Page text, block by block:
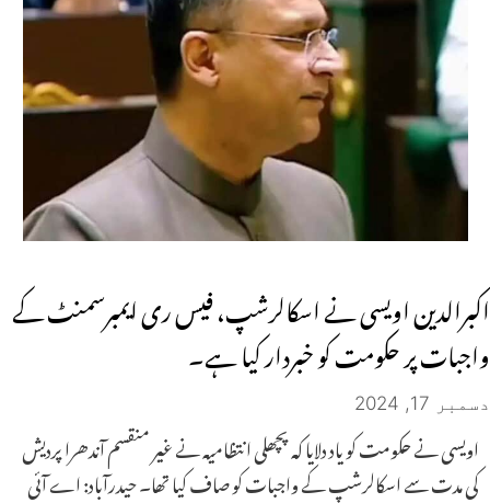
اکبرالدین اویسی نے اسکالرشپ، فیس ری ایمبرسمنٹ کے
واجبات پر حکومت کو خبردار کیا ہے۔
دسمبر 17, 2024
اویسی نے حکومت کو یاد دلایا کہ پچھلی انتظامیہ نے غیر منقسم آندھرا پردیش
کی مدت سے اسکالرشپ کے واجبات کو صاف کیا تھا۔ حیدرآباد: اے آئی